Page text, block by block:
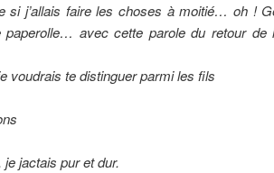
si j’allais faire les choses à moitié… oh !
avec cette parole du retour de
voudrais te distinguer parmi les fils
je jactais pur et dur.